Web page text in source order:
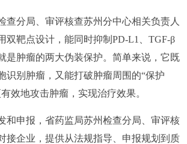
分局、审评核查苏州分中心相关负责人
双靶点设计，能同时抑制PD-L1、TGF-β
是肿瘤的两大伪装保护。简单来说，它既
识别肿瘤，又能打破肿瘤周围的“保护
效地攻击肿瘤，实现治疗效果。
申报，省药监局苏州检查分局、审评核
接企业，提供从法规指导、申报规划到质